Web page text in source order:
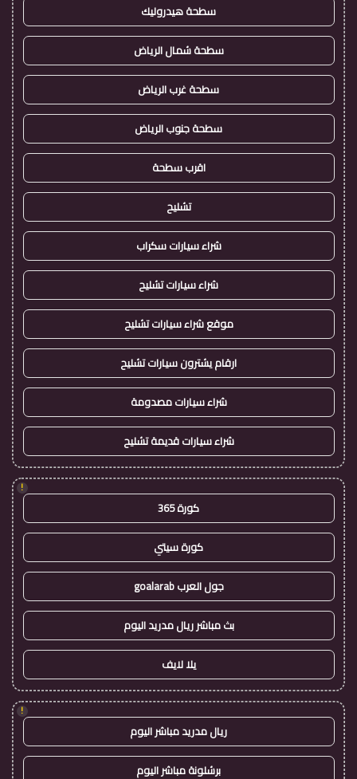
سطحة هيدروليك
سطحة شمال الرياض
سطحة غرب الرياض
سطحة جنوب الرياض
اقرب سطحة
تشليح
شراء سيارات سكراب
شراء سيارات تشليح
موقع شراء سيارات تشليح
ارقام يشترون سيارات تشليح
شراء سيارات مصدومة
شراء سيارات قديمة تشليح
!
كورة 365
كورة سيتي
جول العرب goalarab
بث مباشر ريال مدريد اليوم
يلا لايف
!
ريال مدريد مباشر اليوم
برشلونة مباشر اليوم